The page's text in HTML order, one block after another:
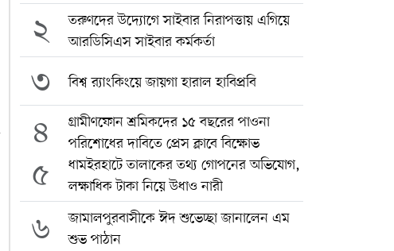
২
তরুণদের উদ্যোগে সাইবার নিরাপত্তায় এগিয়ে
আরডিসিএস সাইবার কর্মকর্তা
৩ বিশ্ব র‍্যাংকিংয়ে জায়গা হারাল হাবিপ্রবি
৪
গ্রামীণফোন শ্রমিকদের ১৫ বছরের পাওনা
পরিশোধের দাবিতে প্রেস ক্লাবে বিক্ষোভ
৫
ধামইরহাটে তালাকের তথ্য গোপনের অভিযোগ,
লক্ষাধিক টাকা নিয়ে উধাও নারী
৬
জামালপুরবাসীকে ঈদ শুভেচ্ছা জানালেন এম
শুভ পাঠান